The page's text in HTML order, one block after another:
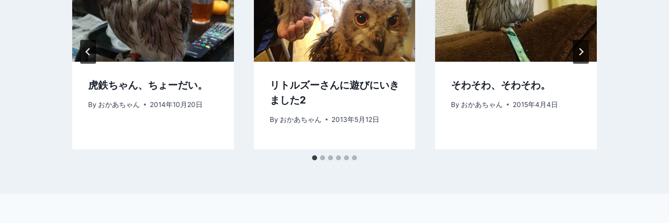
ン
虎鉄ちゃん、ちょーだい。
By おかあちゃん 2014年10月20日
リトルズーさんに遊びにいき
ました2
By おかあちゃん 2013年5月12日
そわそわ、そわそわ。
By おかあちゃん 2015年4月4日